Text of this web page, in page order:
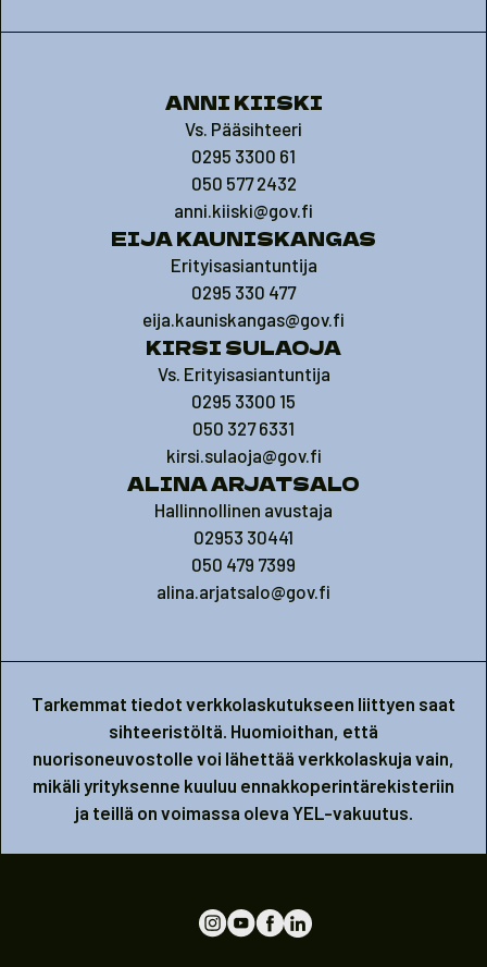
ANNI KIISKI
Vs. Pääsihteeri
0295 3300 61
050 577 2432
anni.kiiski@gov.fi
EIJA KAUNISKANGAS
Erityisasiantuntija
0295 330 477
eija.kauniskangas@gov.fi
KIRSI SULAOJA
Vs. Erityisasiantuntija
0295 3300 15
050 327 6331
kirsi.sulaoja@gov.fi
ALINA ARJATSALO
Hallinnollinen avustaja
02953 30441
050 479 7399
alina.arjatsalo@gov.fi
Tarkemmat tiedot verkkolaskutukseen liittyen saat
sihteeristöltä. Huomioithan, että
nuorisoneuvostolle voi lähettää verkkolaskuja vain,
mikäli yrityksenne kuuluu ennakkoperintärekisteriin
ja teillä on voimassa oleva YEL-vakuutus.